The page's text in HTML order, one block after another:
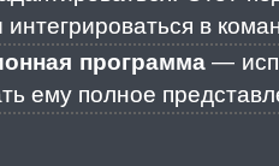
в
программа—
ему полное